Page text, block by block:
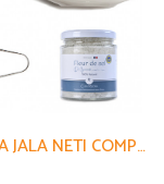
KIT LOTA JALA NETI COMPLET PORCELAINE BLANC